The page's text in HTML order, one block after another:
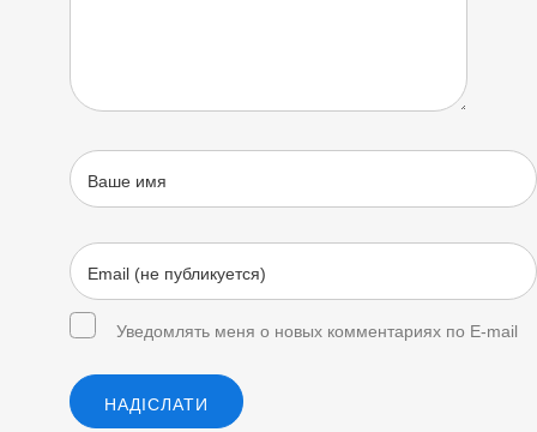
Уведомлять меня о новых комментариях по E-mail
НАДІСЛАТИ